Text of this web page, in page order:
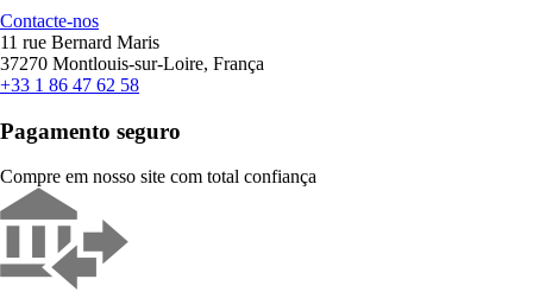
Contacte-nos
11 rue Bernard Maris
37270 Montlouis-sur-Loire, França
+33 1 86 47 62 58
Pagamento seguro
Compre em nosso site com total confiança